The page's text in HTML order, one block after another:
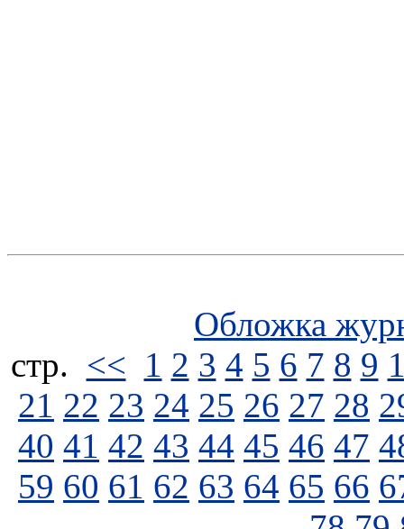
Обложка
стp. << 1 2 3 4 5 6 7 8 9
21 22 23 24 25 26 27 28
40 41 42 43 44 45 46 47
59 60 61 62 63 64 65 66